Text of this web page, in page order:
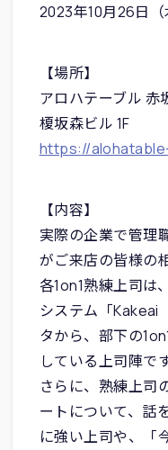
2023年10月26日
【場所】
アロハテーブル
榎坂森ビル 1F
https://
【内容】
実際の企業で管理
がご来店の皆様の
各1on1熟練上司は
システム「Kakeai
タから、部下の
している上司陣です
さらに、熟練上司
ートについて、話
に強い上司や、「